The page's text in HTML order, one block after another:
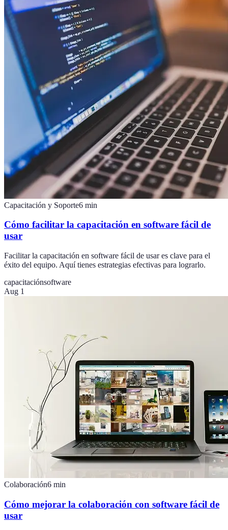
Capacitación y Soporte6 min
Cómo facilitar la capacitación en software fácil de
usar
Facilitar la capacitación en software fácil de usar es clave para el
éxito del equipo. Aquí tienes estrategias efectivas para lograrlo.
capacitaciónsoftware
Aug 1
Colaboración6 min
Cómo mejorar la colaboración con software fácil de
usar